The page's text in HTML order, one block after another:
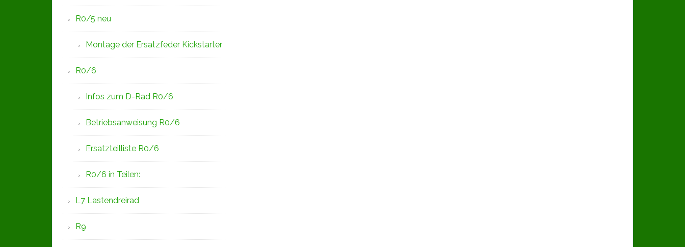
R0/5 neu
Montage der Ersatzfeder Kickstarter
R0/6
Infos zum D-Rad R0/6
Betriebsanweisung R0/6
Ersatzteilliste R0/6
R0/6 in Teilen:
L7 Lastendreirad
R9